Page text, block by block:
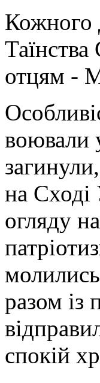
Кожного
отцям -
воювали
на Сході
огляду
разом
спокій